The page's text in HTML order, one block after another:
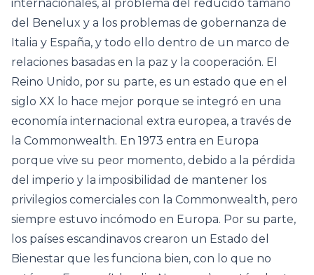
internacionales, al problema del reducido tamaño
del Benelux y a los problemas de gobernanza de
Italia y España, y todo ello dentro de un marco de
relaciones basadas en la paz y la cooperación. El
Reino Unido, por su parte, es un estado que en el
siglo XX lo hace mejor porque se integró en una
economía internacional extra europea, a través de
la Commonwealth. En 1973 entra en Europa
porque vive su peor momento, debido a la pérdida
del imperio y la imposibilidad de mantener los
privilegios comerciales con la Commonwealth, pero
siempre estuvo incómodo en Europa. Por su parte,
los países escandinavos crearon un Estado del
Bienestar que les funciona bien, con lo que no